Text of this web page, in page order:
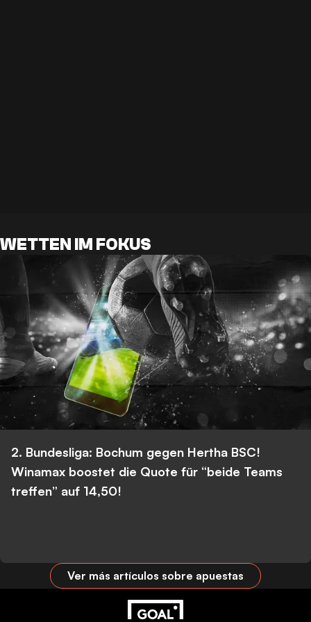
WETTEN IM FOKUS
2. Bundesliga: Bochum gegen Hertha BSC!
Winamax boostet die Quote für “beide Teams
treffen” auf 14,50!
Ver más artículos sobre apuestas